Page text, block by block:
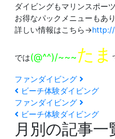
ダイビングもマリンスポー
お得なパックメニューもあり
詳しい情報はこちら→
では(@^^)/~~~たま
ファンダイビング
ビーチ体験ダイビング
ファンダイビング
ビーチ体験ダイビング
月別の記事一